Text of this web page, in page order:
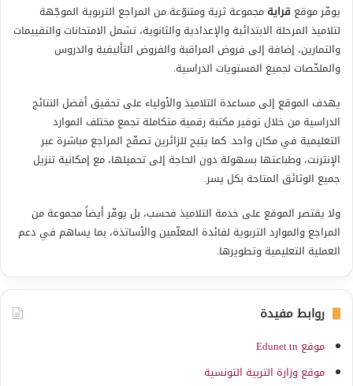
يوفّر موقع قرايةمجموعة ثرية ومتنوّعة من المراجع التربوية الموجّهة
لتلاميذ المرحلة الابتدائية والإعدادية والثانوية، تشمل الامتحانات والتقييمات
والتمارين، إضافة إلى فروض المراقبة والفروض التأليفية والدروس
والملخّصات لجميع المستويات الدراسية.
يهدف الموقع إلى مساعدة التلاميذ والأولياء على تحقيق أفضل النتائج
الدراسية من خلال توفير مكتبة رقمية متكاملة تجمع مختلف الموارد
التعليمية في مكان واحد. كما يتيح للزائرين تصفّح المراجع مباشرة عبر
الإنترنت، وطباعتها بسهولة دون الحاجة إلى تحميلها، مع إمكانية تنزيل
جميع الوثائق المتاحة بكل يسر.
ولا يقتصر الموقع على خدمة التلاميذ فحسب، بل يوفّر أيضاً مجموعة من
المراجع والموارد التربوية لفائدة المعلّمين والأساتذة، بما يساهم في دعم
العملية التعليمية وتطويرها.
روابط مفيدة
موقع Edunet.tn
موقع وزارة التربية التونسية